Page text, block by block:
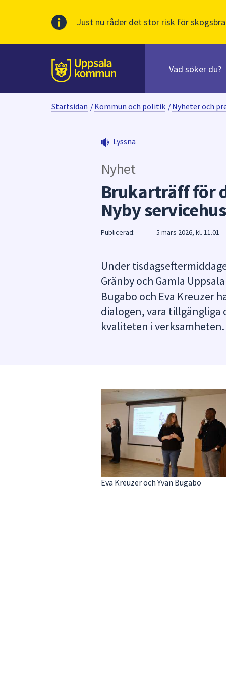
Just nu råder det stor risk för
Till sidans
huvudinnehåll
innehåll
När
kommer
sökförslag
att
presenteras
under
piltangenterna
för
att
navigera
mellan
sökförslagen
välja
något
av
dem.
Startsidan /Kommun och politik /Nyheter och
Lyssna
Nyhet
Brukarträff för
Nyby servicehus
Publicerad: 5 mars 2026, kl. 11.01
Under
Gränby och Gamla
Bugabo och Eva Kreuzer
dialogen, vara
kvaliteten i verksamheten.
Eva Kreuzer och Yvan Bugabo